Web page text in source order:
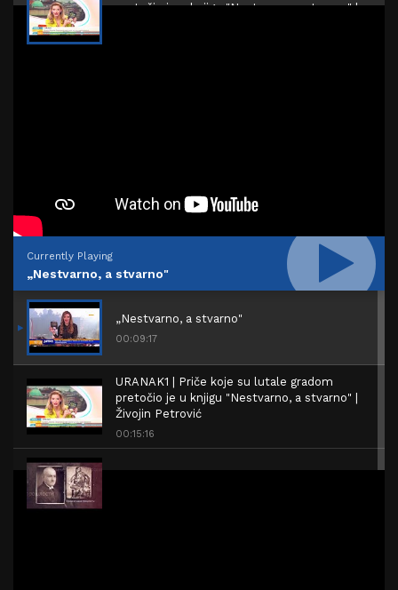
pretočio je u knjigu "Nestvarno, a stvarno" |
Currently Playing
„Nestvarno, a stvarno"
„Nestvarno, a stvarno"
00:09:17
URANAK1 | Priče koje su lutale gradom
pretočio je u knjigu "Nestvarno, a stvarno" |
Živojin Petrović
00:15:16